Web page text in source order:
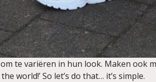
te variëren in hun look. Maken ook
world!’ So let’s do that… it’s simple.